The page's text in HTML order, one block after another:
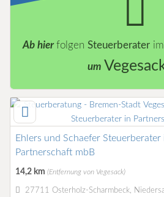
Ab hierfolgen Steuerberaterim
um
Ehlers und Schaefer Steuerberater
Partnerschaft mbB
14,2 km (Entfernung von Vegesack)
27711 Osterholz-Scharmbeck,